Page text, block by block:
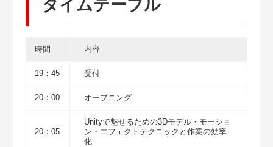
タイムテーブル
時間 内容
19：45 受付
20：00 オープニング
20：05
Unityで魅せるための3Dモデル・モーショ
ン・エフェクトテクニックと作業の効率
化